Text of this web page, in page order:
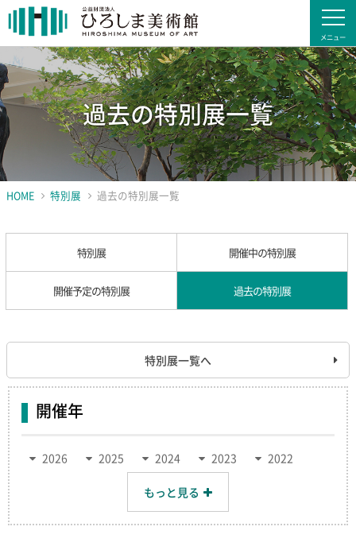
過去の特別展一覧
HOME 特別展 過去の特別展一覧
特別展 開催中の特別展
開催予定の特別展 過去の特別展
特別展一覧へ
開催年
2026 2025 2024 2023
2022
2014
2011
2010 2009 2008
2007
もっと見る